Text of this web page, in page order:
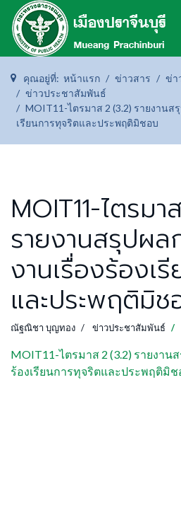
คุณอยู่ที่: หน้าแรก ข่าวสาร
ข่า
ข่าวประชาสัมพันธ์
MOIT11-ไตรมาส 2 (3.2) รายงานส
เรียนการทุจริตและประพฤติมิชอบ
MOIT11-ไตรม
รายงานสรุปผล
งานเรื่องร้องเ
และประพฤติมิช
ณัฐณิชา บุญทอง ข่าวประชาสัมพันธ์
MOIT11-ไตรมาส 2 (3.2) รายงาน
ร้องเรียนการทุจริตและประพฤติมิช